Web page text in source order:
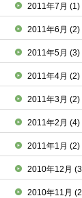
2011年7月(1)
2011年6月(2)
2011年5月(3)
2011年4月(2)
2011年3月(2)
2011年2月(4)
2011年1月(2)
2010年12月
2010年11月